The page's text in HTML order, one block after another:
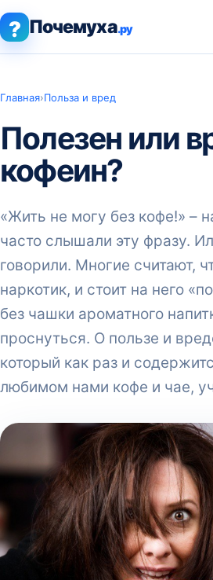
? Почемуха.ру
Главная›Польза и вред
Полезен или
кофеин?
«Жить не могу без кофе!» –
часто слышали эту фразу.
говорили. Многие считают,
наркотик, и стоит на него
без чашки ароматного
проснуться. О пользе и
который как раз и
любимом нами кофе и чае,